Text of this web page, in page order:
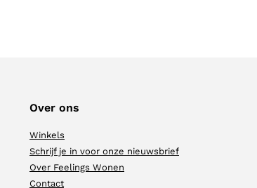
Over ons
Winkels
Schrijf je in voor onze nieuwsbrief
Over Feelings Wonen
Contact